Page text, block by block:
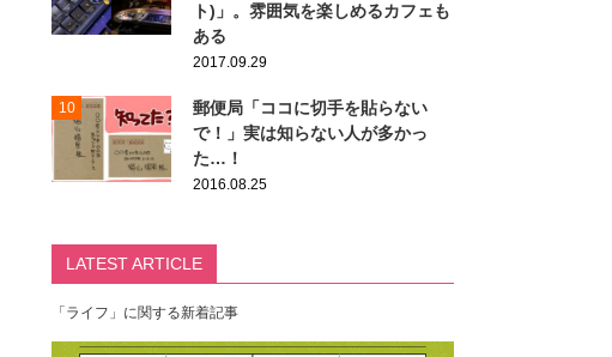
ト)」。雰囲気を楽しめるカフェも
ある
2017.09.29
10
郵便局「ココに切手を貼らない
で！」実は知らない人が多かっ
た…！
2016.08.25
LATEST ARTICLE
「ライフ」に関する新着記事